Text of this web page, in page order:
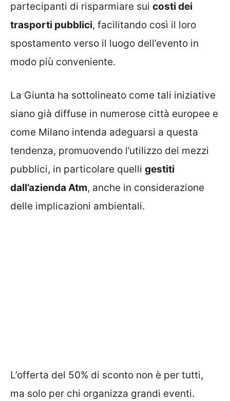
partecipanti di risparmiare sui costi dei
trasporti pubblici, facilitando così il loro
spostamento verso il luogo dell’evento in
modo più conveniente.
La Giunta ha sottolineato come tali iniziative
siano già diffuse in numerose città europee e
come Milano intenda adeguarsi a questa
tendenza, promuovendo l’utilizzo dei mezzi
pubblici, in particolare quelli gestiti
dall’azienda Atm, anche in considerazione
delle implicazioni ambientali.
L’offerta del 50% di sconto non è per tutti,
ma solo per chi organizza grandi eventi.